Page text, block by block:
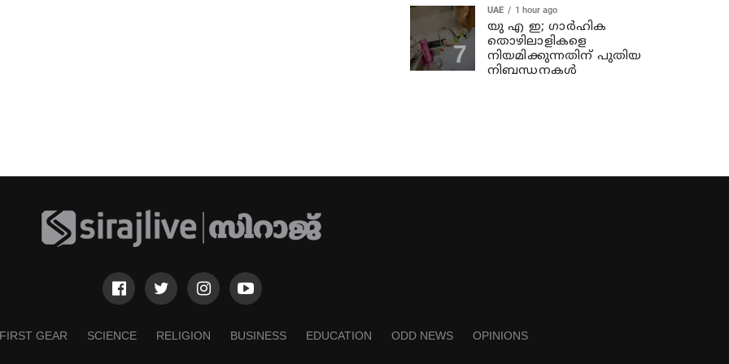
UAE 1 hour ago
യു എ ഇ; ഗാർഹിക
തൊഴിലാളികളെ
നിയമിക്കുന്നതിന് പുതിയ
നിബന്ധനകൾ
FIRST GEAR SCIENCE RELIGION BUSINESS EDUCATION ODD NEWS OPINIONS